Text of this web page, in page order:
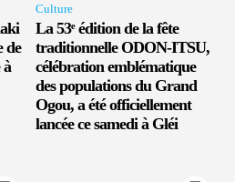
de
à
Culture
La 53ᵉ édition de la fête
traditionnelle ODON-ITSU,
célébration emblématique
des populations du Grand
Ogou, a été officiellement
lancée ce samedi à Gléi